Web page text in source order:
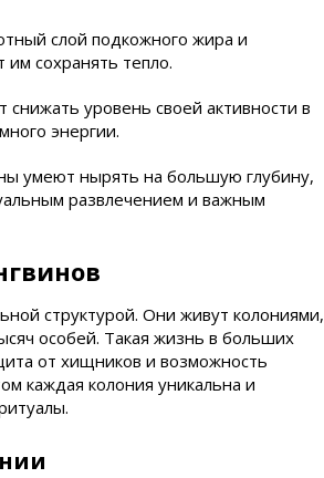
слой подкожного жира и
сохранять тепло.
снижать уровень своей активности в
энергии.
умеют нырять на большую глубину,
развлечением и важным
структурой. Они живут колониями,
особей. Такая жизнь в больших
от хищников и возможность
каждая колония уникальна и